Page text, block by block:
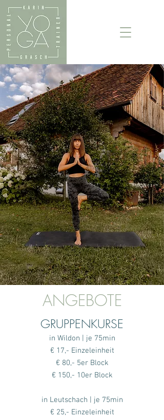
ANGEBOTE
GRUPPENKURSE
in Wildon | je 75min
€ 17,- Einzeleinheit
€ 80,- 5er Block
€ 150,- 10er Block
in Leutschach | je 75min
€ 25,- Einzeleinheit